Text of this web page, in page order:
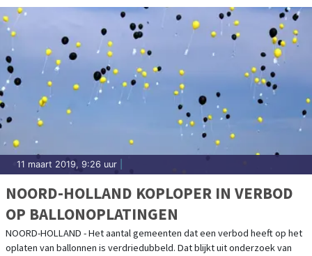
11 maart 2019, 9:26 uur
NOORD-HOLLAND KOPLOPER IN VERBOD
OP BALLONOPLATINGEN
NOORD-HOLLAND - Het aantal gemeenten dat een verbod heeft op het
oplaten van ballonnen is verdriedubbeld. Dat blijkt uit onderzoek van